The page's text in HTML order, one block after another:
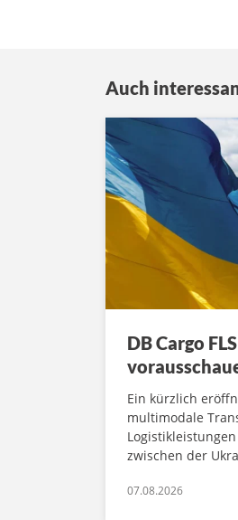
Auch
DB Cargo
Ein kürzlich
multimodale
zwischen der
07.08.2026